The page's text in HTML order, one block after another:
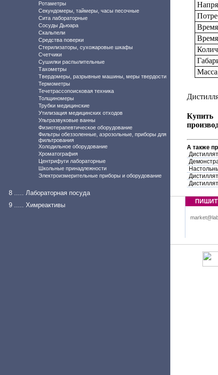
Ротаметры
Секундомеры, таймеры, часы песочные
Сита лабораторные
Сосуды Дьюара
Скальпели
Средства поверки
Стерилизаторы, сухожаровые шкафы
Счетчики
Сушилки распылительные
Тахометры
Твердомеры, разрывные машины, меры твердости
Термометры
Течетрассопоисковая техника
Толщиномеры
Трубки медицинские
Утилизация медицинских отходов
Ультразвуковые ванны
Физиотерапевтическое оборудование
Фильтры обеззоленные, аэрозольные, приборы для
фильтрования
Холодильное оборудование
Хроматография
Центрифуги лабораторные
Школьные принадлежности
Электроизмерительные приборы и оборудование
8 ..... Лабораторная посуда
9 ..... Химреактивы
Купить
А также